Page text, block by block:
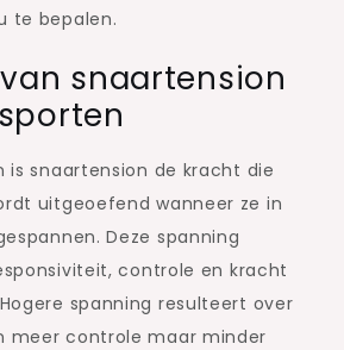
te bepalen.
snaartension
is snaartension de kracht die
uitgeoefend wanneer ze in
Deze spanning
controle en kracht
spanning resulteert over
meer controle maar minder